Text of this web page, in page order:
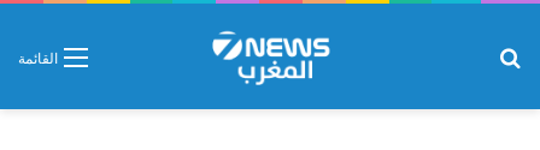
القائمة